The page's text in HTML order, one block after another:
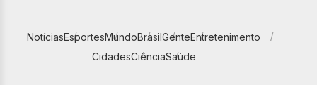
NotíciasEsportesMundoBrasilGenteEntretenimento
CidadesCiênciaSaúde